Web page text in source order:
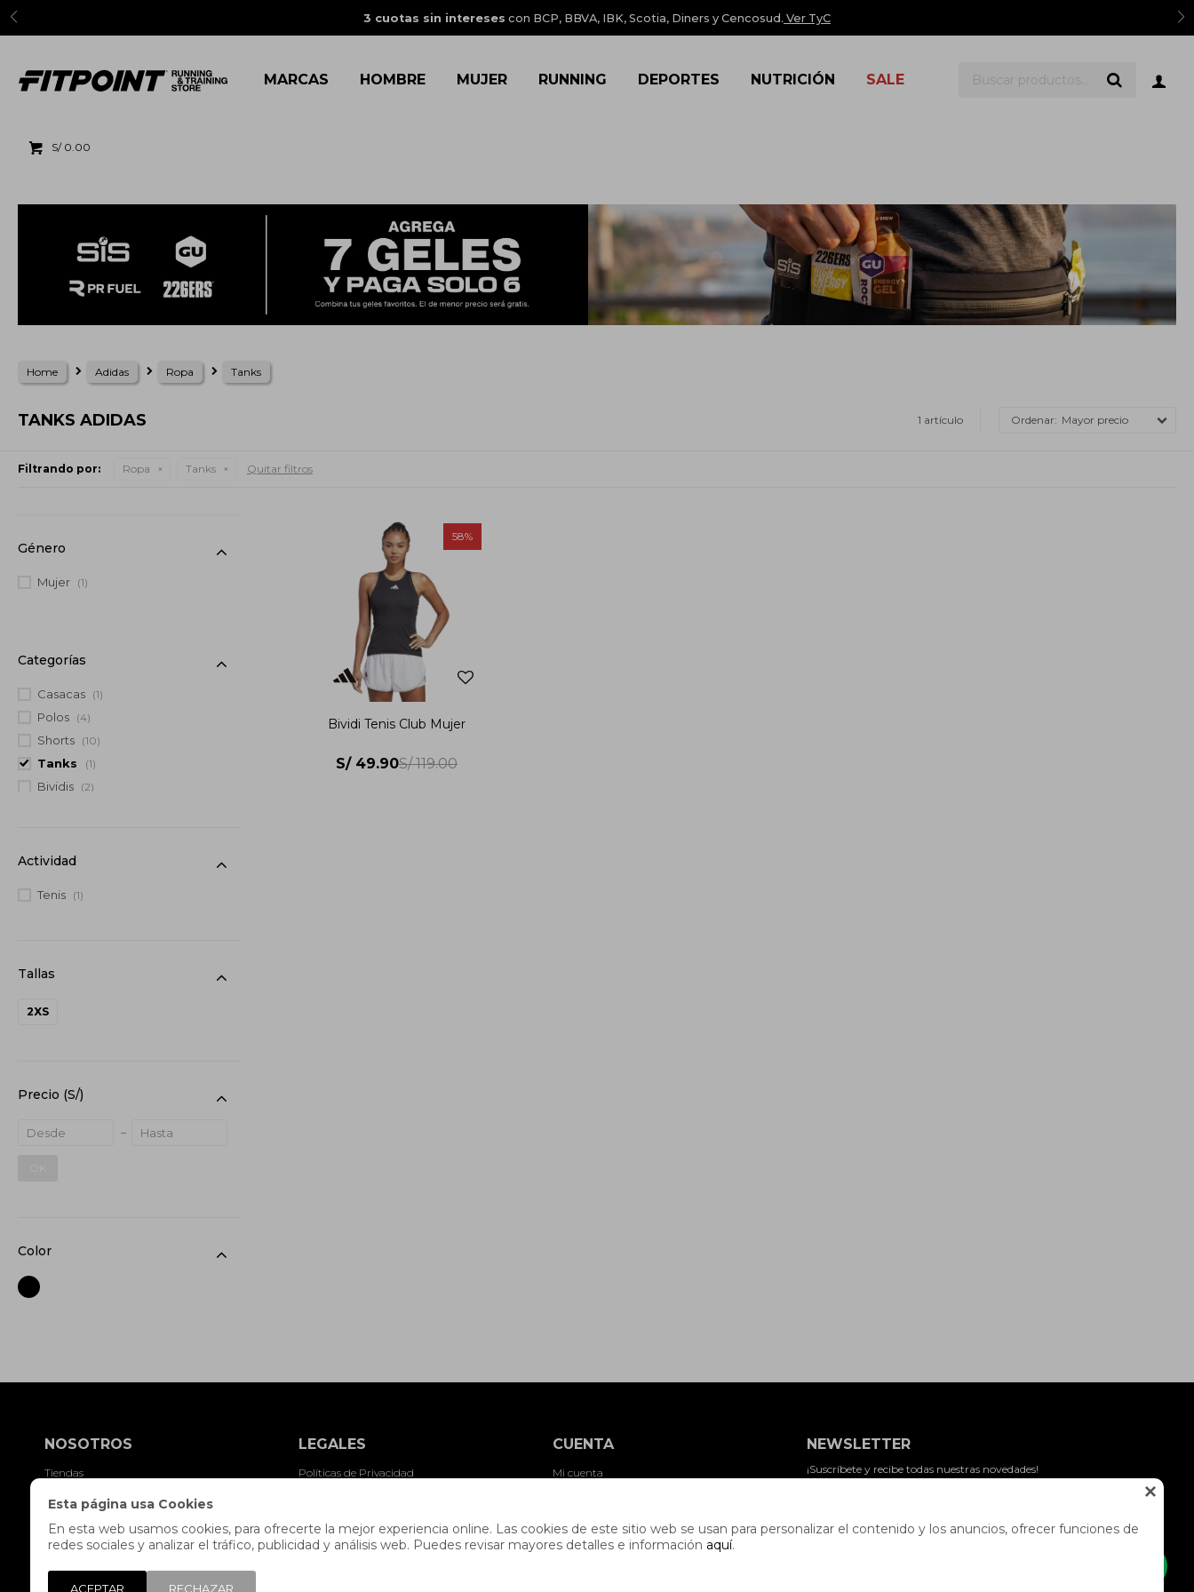

Esta página usa Cookies
En esta web usamos cookies, para ofrecerte la mejor experiencia online. Las cookies de este sitio web se usan para personalizar el contenido y los anuncios, ofrecer funciones de
redes sociales y analizar el tráfico, publicidad y análisis web. Puedes revisar mayores detalles e información aquí.
ACEPTAR RECHAZAR
3 cuotas sin intereses con BCP, BBVA, IBK, Scotia, Diners y Cencosud. Ver TyC
MARCAS HOMBRE MUJER RUNNING DEPORTES NUTRICIÓN SALE
S/ 0.00
Home Adidas Ropa Tanks
TANKS ADIDAS 1 artículo Mayor precio
Filtrando por: Ropa Tanks Quitar filtros
58
Bividi Tenis Club Mujer
S/ 49.90S/ 119.00
Categorías
Casacas (1)
Polos (4)
Shorts (10)
Tanks (1)
Bividis (2)
2XS
Precio (S/)
Género
Mujer (1)
Color
Actividad
Tenis (1)
NOSOTROS
Tiendas
Contacto
Trabaja con nosotros
Libro de reclamaciones
LEGALES
Políticas de Privacidad
Preguntas frecuentes
Términos y condiciones
CUENTA
Mi cuenta
Mis direcciones
Wish List
NEWSLETTER
¡Suscríbete y recibe todas nuestras novedades!